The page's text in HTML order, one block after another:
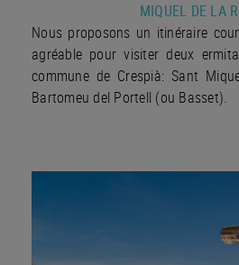
MIQUEL DE LA
Nous proposons un itinéraire
agréable pour visiter deux
commune de Crespià: Sant
Bartomeu del Portell (ou Basset).